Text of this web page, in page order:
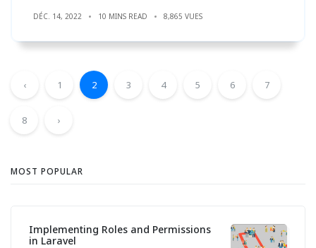
DÉC. 14, 2022 10 MINS READ 8,865 VUES
‹ 1 2 3 4 5 6 7
8 ›
MOST POPULAR
Implementing Roles and Permissions
in Laravel